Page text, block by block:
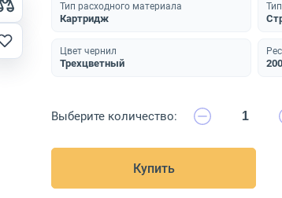
Тип расходного материала
Картридж
Цвет чернил
Трехцветный
Выберите количество:
Купить